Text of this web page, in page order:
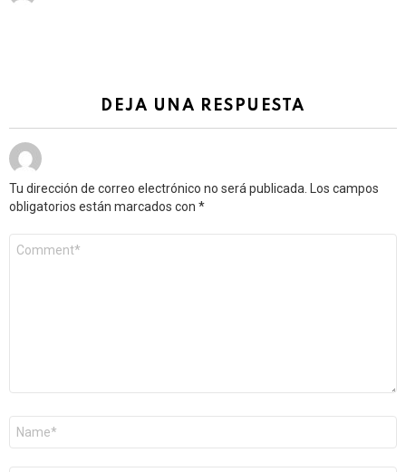
DEJA UNA RESPUESTA
Tu dirección de correo electrónico no será publicada.
Los campos
obligatorios están marcados con *